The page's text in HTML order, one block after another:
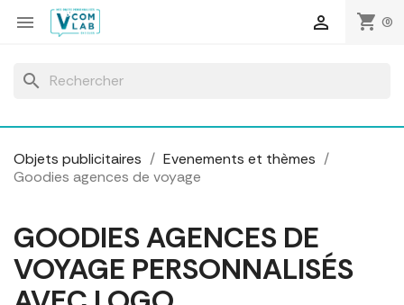
 shopping_cart (0)

search
Objets publicitaires
Evenements et thèmes
Goodies agences de voyage
GOODIES AGENCES DE
VOYAGE PERSONNALISÉS
Panneau de gestion des cookies